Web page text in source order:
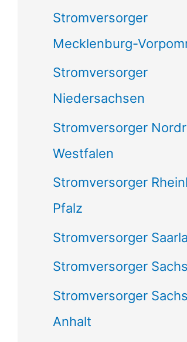
Stromversorger
Mecklenburg-
Stromversorger
Niedersachsen
Stromversorger
Westfalen
Stromversorger
Pfalz
Stromversorger
Stromversorger
Stromversorger
Anhalt